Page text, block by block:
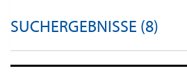
SUCHERGEBNISSE (8)